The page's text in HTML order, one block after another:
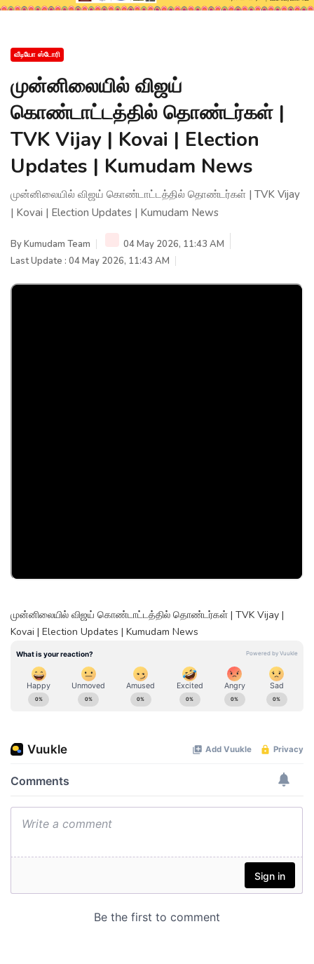
வீடியோ ஸ்டோரி
முன்னிலையில் விஜய்
கொண்டாட்டத்தில் தொண்டர்கள் |
TVK Vijay | Kovai | Election
Updates | Kumudam News
முன்னிலையில் விஜய் கொண்டாட்டத்தில் தொண்டர்கள் | TVK Vijay
| Kovai | Election Updates | Kumudam News
ByKumudam Team
04 May 2026, 11:43 AM
Last Update : 04 May 2026, 11:43 AM
முன்னிலையில் விஜய் கொண்டாட்டத்தில் தொண்டர்கள் | TVK Vijay |
Kovai | Election Updates | Kumudam News